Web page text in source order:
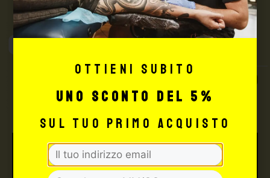
Max Signorello
TUTTO PER IL TUO
TATTOO STUDIO
Ottieni subito
uno sconto del 5%
sul tuo primo acquisto